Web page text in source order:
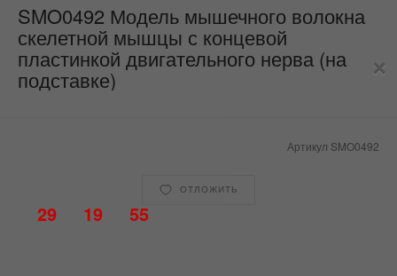
SMO0492 Модель мышечного волокна
скелетной мышцы с концевой
пластинкой двигательного нерва (на
подставке)
Артикул SMO0492
ОТЛОЖИТЬ
×
29 19 55